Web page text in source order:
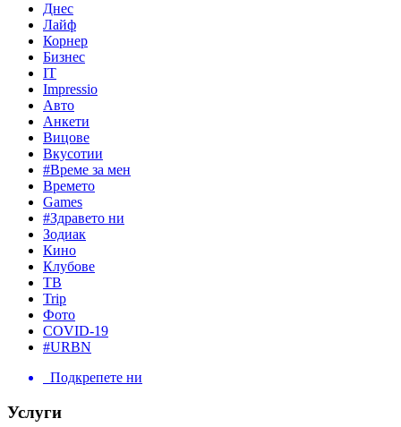
Днес
Лайф
Корнер
Бизнес
IT
Impressio
Авто
Анкети
Вицове
Вкусотии
#Време за мен
Времето
Games
#Здравето ни
Зодиак
Кино
Клубове
ТВ
Trip
Фото
COVID-19
#URBN
Подкрепете ни
Услуги